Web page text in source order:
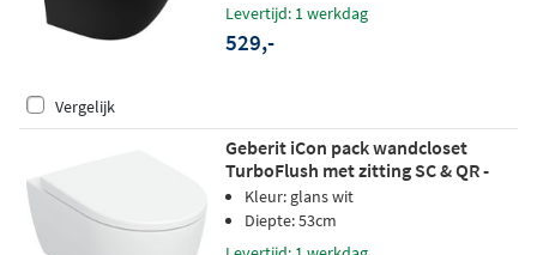
Levertijd: 1 werkdag
529,-
Vergelijk
Geberit iCon pack wandcloset
TurboFlush met zitting SC & QR -
glans wit
Kleur: glans wit
Diepte: 53cm